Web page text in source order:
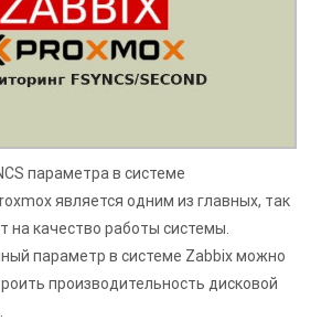
параметра в системе
является одним из главных, так
на качество работы системы.
параметр в системе Zabbix можно
производительность дисковой